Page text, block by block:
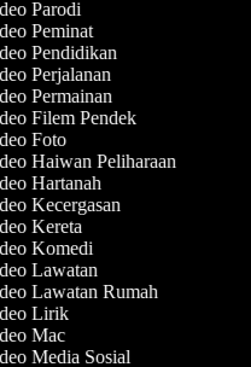
Parodi
Peminat
Pendidikan
Perjalanan
Permainan
Filem Pendek
Foto
Haiwan Peliharaan
Hartanah
Kecergasan
Kereta
Komedi
Lawatan
Lawatan Rumah
Lirik
Mac
Media Sosial